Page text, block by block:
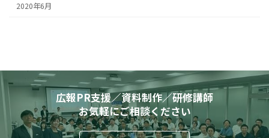
2020年6月
広報PR支援／資料制作／研修講師
お気軽にご相談ください